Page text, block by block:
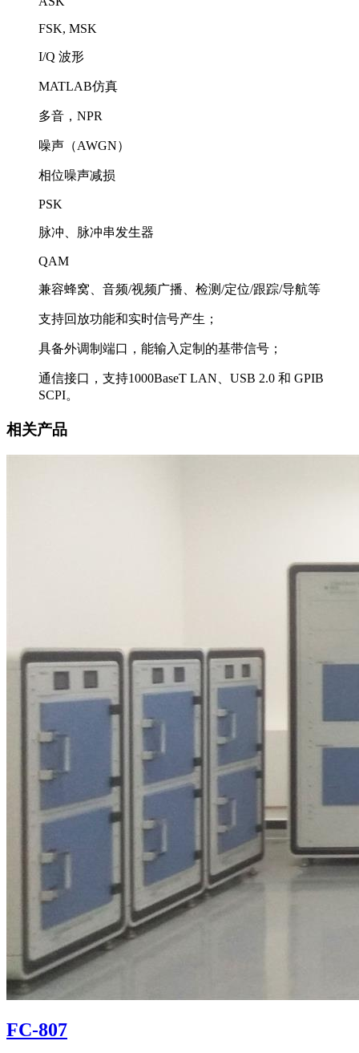
FSK, MSK
I/Q 波形
MATLAB仿真
多音，NPR
噪声（AWGN）
相位噪声减损
PSK
脉冲、脉冲串发生器
QAM
兼容蜂窝、音频/视频广播、检测/定位/跟踪/导航等
支持回放功能和实时信号产生；
具备外调制端口，能输入定制的基带信号；
通信接口，支持1000BaseT LAN、USB 2.0 和 GPIB
SCPI。
相关产品
FC-807